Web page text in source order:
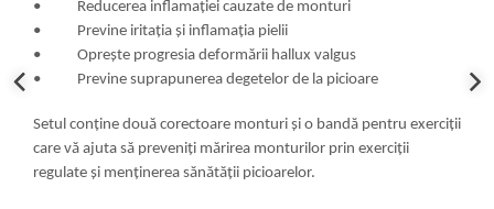
• Reducerea inflamației cauzate de monturi
• Previne iritația și inflamația pielii
• Oprește progresia deformării hallux valgus
• Previne suprapunerea degetelor de la picioare
Setul conține două corectoare monturi și o bandă pentru exerciții
care vă ajuta să preveniți mărirea monturilor prin exerciții
regulate și menținerea sănătății picioarelor.